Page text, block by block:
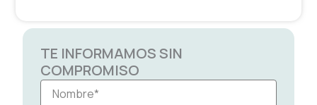
TE INFORMAMOS SIN
COMPROMISO